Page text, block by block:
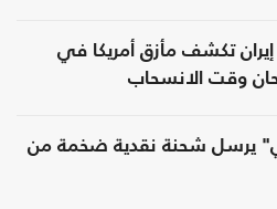
تكشف مأزق أمريكا في
وقت الانسحاب
يرسل شحنة نقدية ضخمة من